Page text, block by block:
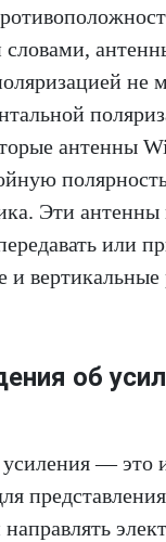
словами,
не
антенны
Эти антенны
или
и
об
— это
направлять